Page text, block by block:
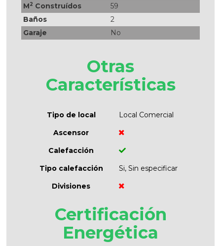
M2 Construídos
59
Baños
2
Garaje
No
Otras
Características
Tipo de local
Local Comercial
Ascensor
Calefacción
Tipo calefacción
Si, Sin especificar
Divisiones
Certificación
Energética